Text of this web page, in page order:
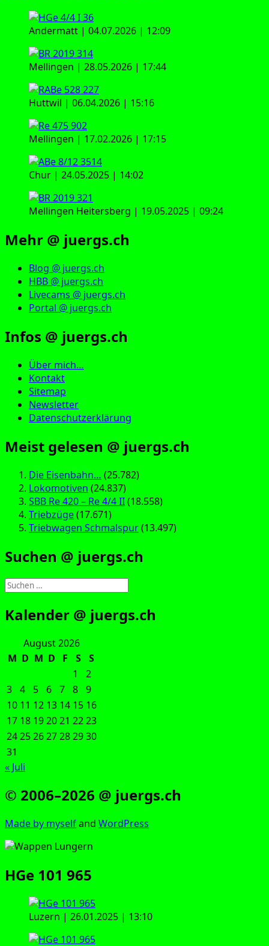
Andermatt | 04.07.2026 | 12:09
Mellingen | 28.05.2026 | 17:44
Huttwil | 06.04.2026 | 15:16
Mellingen | 17.02.2026 | 17:15
Chur | 24.05.2025 | 14:02
Mellingen Heitersberg | 19.05.2025 | 09:24
Mehr @ juergs.ch
Blog @ juergs.ch
HBB @ juergs.ch
Livecams @ juergs.ch
Portal @ juergs.ch
Infos @ juergs.ch
Über mich…
Kontakt
Sitemap
Newsletter
Datenschutzerklärung
Meist gelesen @ juergs.ch
Die Eisenbahn… (25.782)
Lokomotiven (24.837)
SBB Re 420 – Re 4/4 II(18.558)
Triebzüge(17.671)
Triebwagen Schmalspur(13.497)
Suchen @ juergs.ch
Suchen
nach:
Kalender @ juergs.ch
August 2026
M D M D F S
S
1
2
3 4 5 6 7 8 9
10 11 12 13 14 15 16
17 18 192021 2223
24252627282930
31
« Juli
© 2006–2026 @ juergs.ch
Made by mys­elfand Word­Press
HGe 101 965
Luzern | 26.01.2025 | 13:10